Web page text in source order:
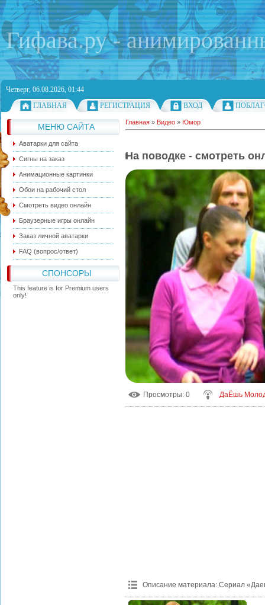
Гифава.ру -
Четверг, 06.08.2026, 01:44
ГЛАВНАЯ
РЕГИСТРАЦИЯ ВХОД
МЕНЮ САЙТА
Аватарки для сайта
Сигны на заказ
Анимационные картинки
Обои на рабочий стол
Смотреть видео онлайн
Браузерные игры онлайн
Заказ личной аватарки
FAQ (вопрос/ответ)
СПОНСОРЫ
This feature is for Premium users
only!
Главная » Видео » Юмор
На поводке - смотреть
Просмотры: 0 ДаЁшь
Описание материала: Сериал